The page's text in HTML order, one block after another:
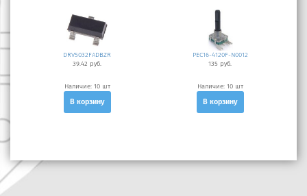
DRV5032FADBZR
39.42 руб.
Наличие: 10 шт
В корзину
PEC16-4120F-N0012
135 руб.
Наличие: 10 шт
В корзину